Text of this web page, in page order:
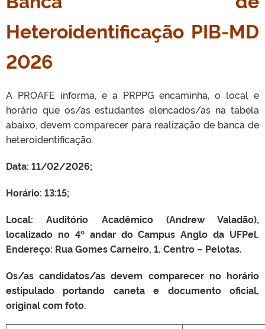
Heteroidentificação PIB-MD
2026
A PROAFE informa, e a PRPPG encaminha, o local e
horário que os/as estudantes elencados/as na tabela
abaixo, devem comparecer para realização de banca de
heteroidentificação.
Data: 11/02/2026;
Horário: 13:15;
Local: Auditório Acadêmico (Andrew Valadão),
localizado no 4º andar do Campus Anglo da UFPel.
Endereço: Rua Gomes Carneiro, 1. Centro – Pelotas.
Os/as candidatos/as devem comparecer no horário
estipulado portando caneta e documento oficial,
original com foto.